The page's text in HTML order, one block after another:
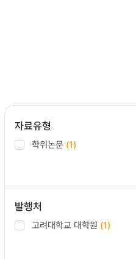
자료유형
학위논문 (1)
발행처
고려대학교 대학원 (1)